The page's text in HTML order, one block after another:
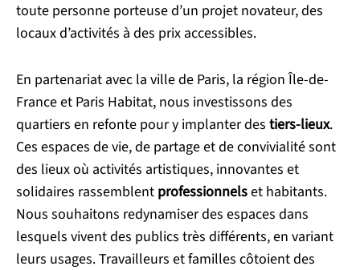
toute personne porteuse d’un projet novateur, des
locaux d’activités à des prix accessibles.
En partenariat avec la ville de Paris, la région Île-de-
France et Paris Habitat, nous investissons des
quartiers en refonte pour y implanter des tiers-lieux.
Ces espaces de vie, de partage et de convivialité sont
des lieux où activités artistiques, innovantes et
solidaires rassemblent professionnelset habitants.
Nous souhaitons redynamiser des espaces dans
lesquels vivent des publics très différents, en variant
leurs usages. Travailleurs et familles côtoient des